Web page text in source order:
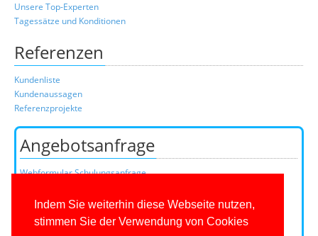
Indem Sie weiterhin diese Webseite nutzen,
stimmen Sie der Verwendung von Cookies
Unsere Top-Experten
Tagessätze und Konditionen
Referenzen
Kundenliste
Kundenaussagen
Referenzprojekte
Angebotsanfrage
Webformular Schulungsanfrage
oder über unser Kundenteam:
Telefon
0201/649590-0
(Mo-Fr 9-16 Uhr)
E-Mail: